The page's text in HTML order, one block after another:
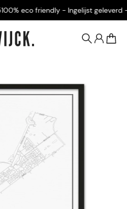
eco friendly - Ingelijst geleverd -